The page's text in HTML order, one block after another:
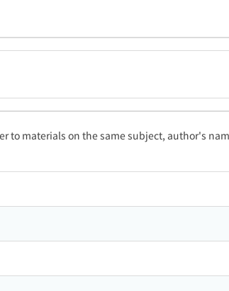
to materials on the same subject, author's